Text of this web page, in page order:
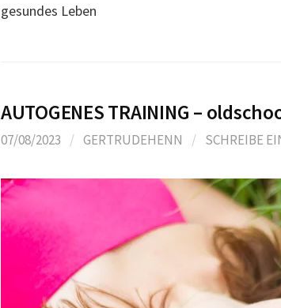
gesundes Leben
AUTOGENES TRAINING –
07/08/2023 / GERTRUDEHENN / SCHREIBE